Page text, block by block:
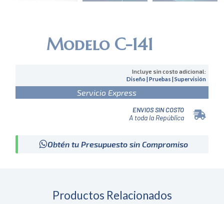
Modelo C-141
Incluye sin costo adicional:
Diseño | Pruebas | Supervisión
Servicio Express
ENVIOS SIN COSTO
A toda la República
Obtén tu Presupuesto sin Compromiso
Productos Relacionados